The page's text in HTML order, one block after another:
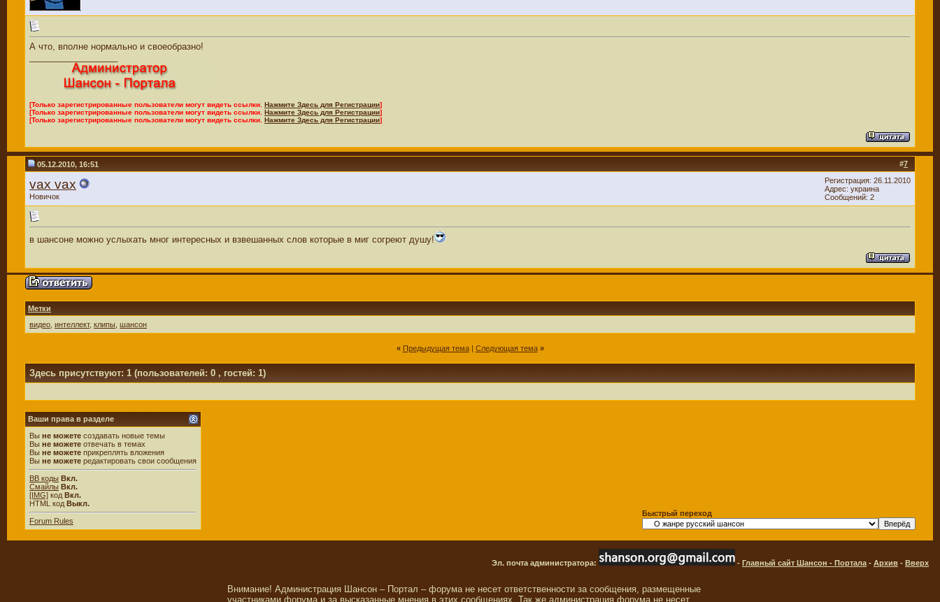
А что, вполне нормально и своеобразно!
[Только зарегистрированные пользователи могут видеть ссылки. Нажмите Здесь для Регистрации]
[Только зарегистрированные пользователи могут видеть ссылки. Нажмите Здесь для Регистрации]
[Только зарегистрированные пользователи могут видеть ссылки. Нажмите Здесь для Регистрации]
#7
05.12.2010, 16:51
vax vax
Новичок
Регистрация: 26.11.2010
Адрес: украина
Сообщений: 2
в шансоне можно услыхать мног интересных и взвешанных слов которые в миг согреют душу!
Метки
видео интеллект, клипы шансон
« Предыдущая тема| Следующая тема »
Здесь присутствуют: 1 (пользователей: 0 , гостей: 1)
Ваши права в разделе
Вы не можете создавать новые темы
Вы не можете отвечать в темах
Вы не можете прикреплять вложения
Вы не можете редактировать свои сообщения
BB коды Вкл.
Смайлы Вкл.
[IMG] код Вкл.
HTML код Выкл.
Forum Rules
Быстрый переход
Эл. почта администратора: - Главный сайт Шансон - Портала - Архив - Вверх
Внимание! Администрация Шансон – Портал – форума не несет ответственности за сообщения, размещенные
участниками форума и за высказанные мнения в этих сообщениях. Так же администрация форума не несет